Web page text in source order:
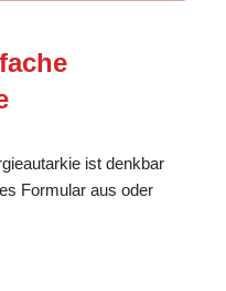
ist denkbar
Formular aus oder